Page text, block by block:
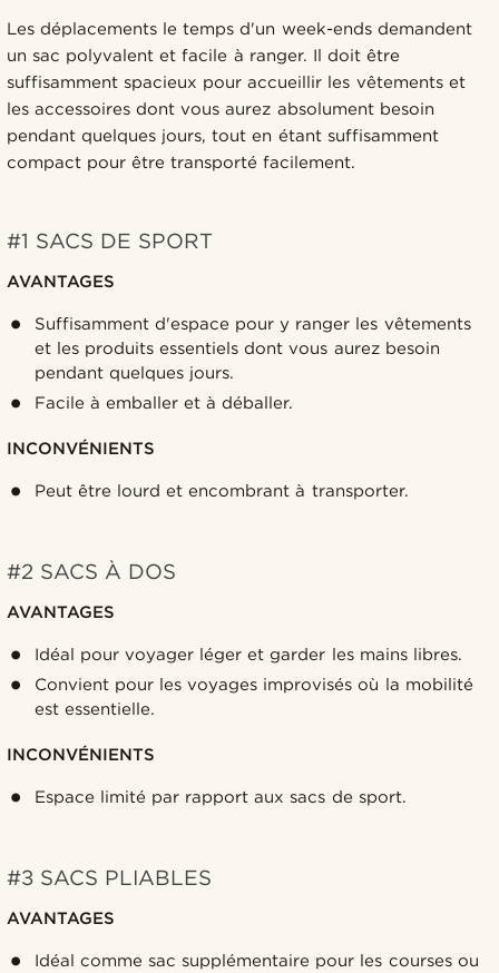
Les déplacements le temps d'un week-ends demandent
un sac polyvalent et facile à ranger. Il doit être
suffisamment spacieux pour accueillir les vêtements et
les accessoires dont vous aurez absolument besoin
pendant quelques jours, tout en étant suffisamment
compact pour être transporté facilement.
#1 SACS DE SPORT
AVANTAGES
Suffisamment d'espace pour y ranger les vêtements
et les produits essentiels dont vous aurez besoin
pendant quelques jours.
Facile à emballer et à déballer.
INCONVÉNIENTS
Peut être lourd et encombrant à transporter.
#2 SACS À DOS
AVANTAGES
Idéal pour voyager léger et garder les mains libres.
Convient pour les voyages improvisés où la mobilité
est essentielle.
INCONVÉNIENTS
Espace limité par rapport aux sacs de sport.
#3 SACS PLIABLES
AVANTAGES
Idéal comme sac supplémentaire pour les courses ou